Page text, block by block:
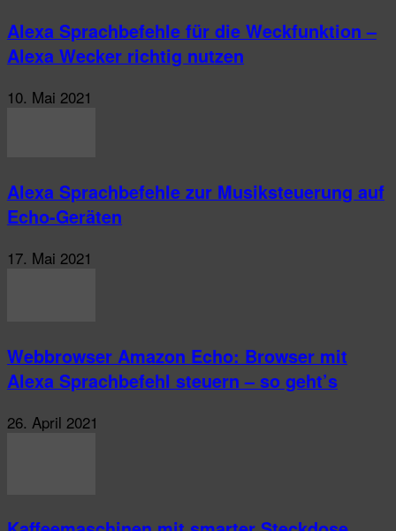
Alexa Sprachbefehle für die Weckfunktion –
Alexa Wecker richtig nutzen
10. Mai 2021
Alexa Sprachbefehle zur Musiksteuerung auf
Echo-Geräten
17. Mai 2021
Webbrowser Amazon Echo: Browser mit
Alexa Sprachbefehl steuern – so geht’s
26. April 2021